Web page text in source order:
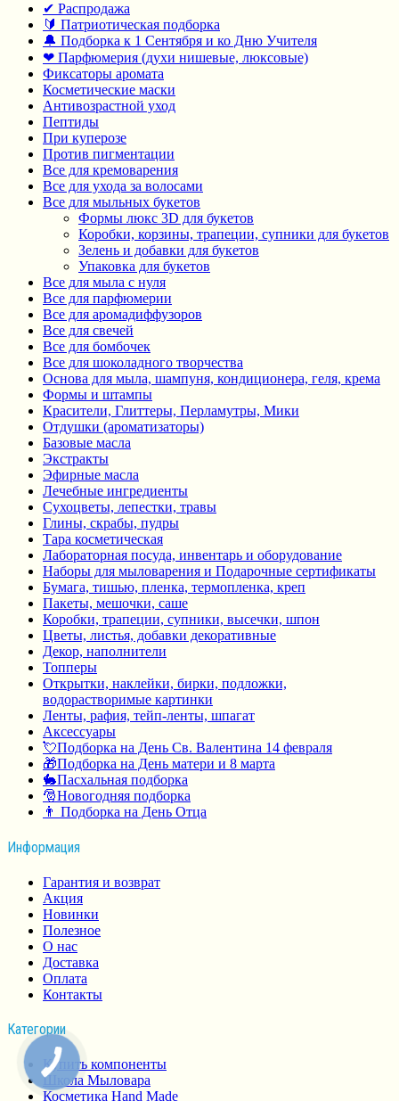
✔ Распродажа
🔰 Патриотическая подборка
🔔 Подборка к 1 Сентября и ко Дню Учителя
❤ Парфюмерия (духи нишевые, люксовые)
Фиксаторы аромата
Косметические маски
Антивозрастной уход
Пептиды
При куперозе
Против пигментации
Все для кремоварения
Все для ухода за волосами
Все для мыльных букетов
Формы люкс 3D для букетов
Коробки, корзины, трапеции, супники для букетов
Зелень и добавки для букетов
Упаковка для букетов
Все для мыла с нуля
Все для парфюмерии
Все для аромадиффузоров
Все для свечей
Все для бомбочек
Все для шоколадного творчества
Основа для мыла, шампуня, кондиционера, геля, крема
Формы и штампы
Красители, Глиттеры, Перламутры, Мики
Отдушки (ароматизаторы)
Базовые масла
Экстракты
Эфирные масла
Лечебные ингредиенты
Сухоцветы, лепестки, травы
Глины, скрабы, пудры
Тара косметическая
Лабораторная посуда, инвентарь и оборудование
Наборы для мыловарения и Подарочные сертификаты
Бумага, тишью, пленка, термопленка, креп
Пакеты, мешочки, саше
Коробки, трапеции, супники, высечки, шпон
Цветы, листья, добавки декоративные
Декор, наполнители
Топперы
Открытки, наклейки, бирки, подложки,
водорастворимые картинки
Ленты, рафия, тейп-ленты, шпагат
Аксессуары
💘Подборка на День Св. Валентина 14 февраля
🎁Подборка на День матери и 8 марта
🐇Пасхальная подборка
🎅Новогодняя подборка
👨 Подборка на День Отца
Информация
Гарантия и возврат
Акция
Новинки
Полезное
О нас
Доставка
Оплата
Контакты
Категории
Купить компоненты
Школа Мыловара
Косметика Hand Made